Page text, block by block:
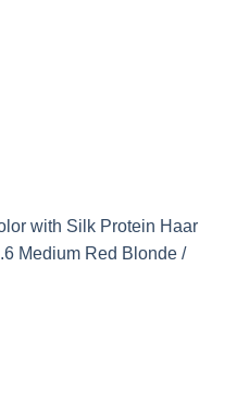
with Silk Protein Haar
Medium Red Blonde /